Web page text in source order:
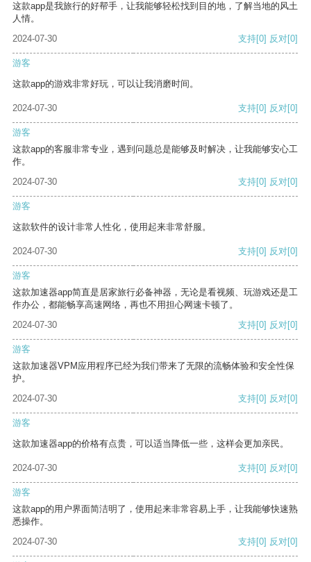
这款app是我旅行的好帮手，让我能够轻松找到目的地，了解当地的风土
人情。
2024-07-30
支持[0] 反对[0]
游客
这款app的游戏非常好玩，可以让我消磨时间。
2024-07-30 支持[0] 反对[0]
游客
这款app的客服非常专业，遇到问题总是能够及时解决，让我能够安心工
作。
2024-07-30
支持[0] 反对[0]
游客
这款软件的设计非常人性化，使用起来非常舒服。
2024-07-30 支持[0] 反对[0]
游客
这款加速器app简直是居家旅行必备神器，无论是看视频、玩游戏还是工
作办公，都能畅享高速网络，再也不用担心网速卡顿了。
2024-07-30
支持[0] 反对[0]
游客
这款加速器VPM应用程序已经为我们带来了无限的流畅体验和安全性保
护。
2024-07-30
支持[0] 反对[0]
游客
这款加速器app的价格有点贵，可以适当降低一些，这样会更加亲民。
2024-07-30 支持[0] 反对[0]
游客
这款app的用户界面简洁明了，使用起来非常容易上手，让我能够快速熟
悉操作。
2024-07-30
支持[0] 反对[0]